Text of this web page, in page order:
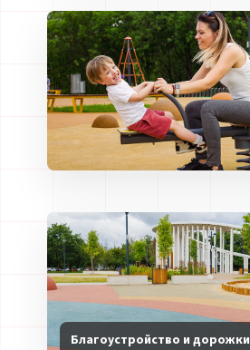
Благоустройство и дорожки